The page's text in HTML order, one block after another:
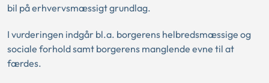
bil på erhvervsmæssigt grundlag.
I vurderingen indgår bl.a. borgerens helbredsmæssige og
sociale forhold samt borgerens manglende evne til at
færdes.